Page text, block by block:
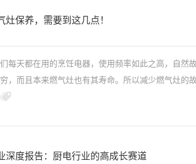
灶保养，需要到这几点！
每天都在用的烹饪电器，使用频率如此之高，自然
，而且本来燃气灶也有其寿命。所以减少燃气灶的
寿命是我们该考虑的方向。...
深度报告：厨电行业的高成长赛道